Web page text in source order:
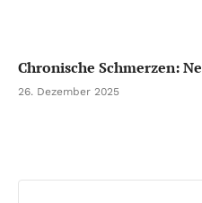
Chronische Schmerzen:
26. Dezember 2025